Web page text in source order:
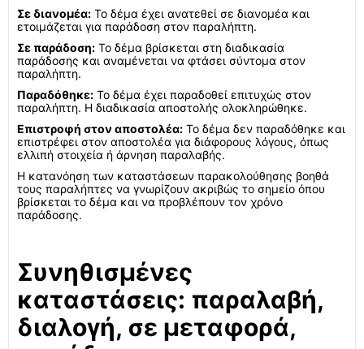
Σε διανομέα: Το δέμα έχει ανατεθεί σε διανομέα και
ετοιμάζεται για παράδοση στον παραλήπτη.
Σε παράδοση: Το δέμα βρίσκεται στη διαδικασία
παράδοσης και αναμένεται να φτάσει σύντομα στον
παραλήπτη.
Παραδόθηκε: Το δέμα έχει παραδοθεί επιτυχώς στον
παραλήπτη. Η διαδικασία αποστολής ολοκληρώθηκε.
Επιστροφή στον αποστολέα: Το δέμα δεν παραδόθηκε και
επιστρέφει στον αποστολέα για διάφορους λόγους, όπως
ελλιπή στοιχεία ή άρνηση παραλαβής.
Η κατανόηση των καταστάσεων παρακολούθησης βοηθά
τους παραλήπτες να γνωρίζουν ακριβώς το σημείο όπου
βρίσκεται το δέμα και να προβλέπουν τον χρόνο
παράδοσης.
Συνηθισμένες
καταστάσεις: παραλαβή,
διαλογή, σε μεταφορά,